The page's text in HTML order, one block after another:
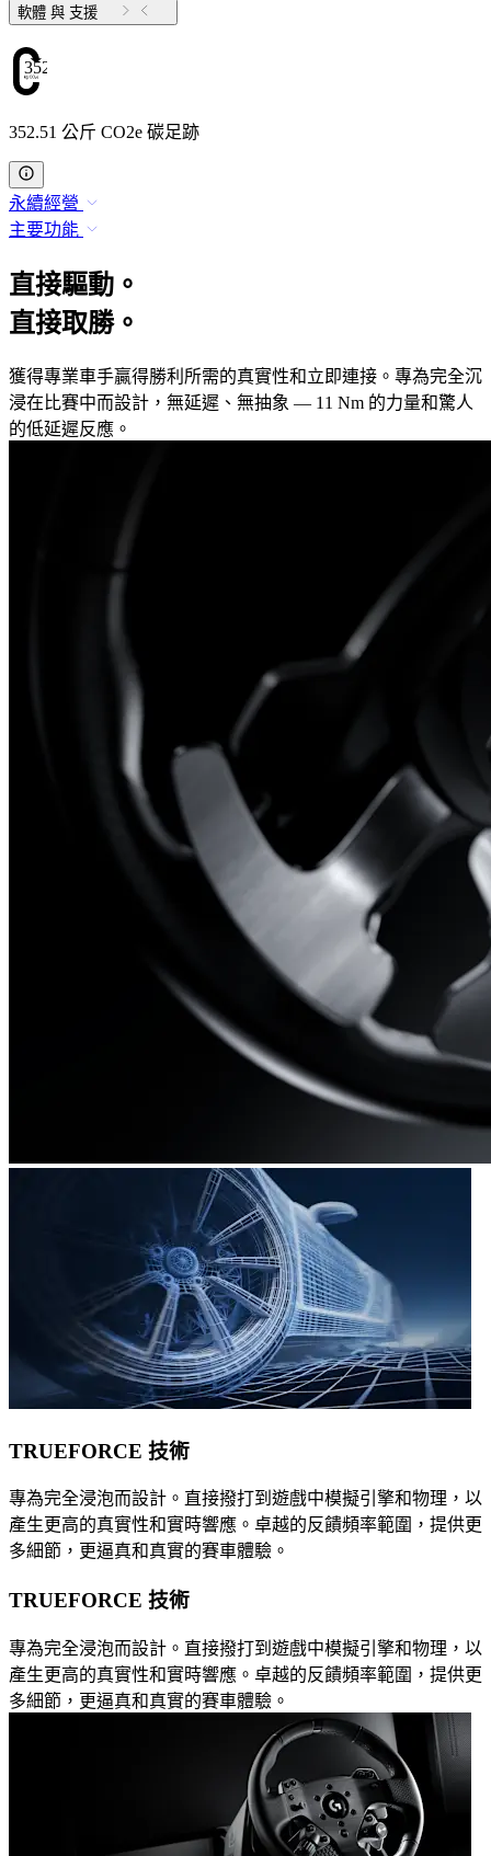
軟體 與 支援
352.51
352.51 公斤 CO2e 碳足跡
永續經營
主要功能
直接驅動。
直接取勝。
獲得專業車手贏得勝利所需的真實性和立即連接。專為完全沉
浸在比賽中而設計，無延遲、無抽象 — 11 Nm 的力量和驚人
的低延遲反應。
TRUEFORCE 技術
專為完全浸泡而設計。直接撥打到遊戲中模擬引擎和物理，以
產生更高的真實性和實時響應。卓越的反饋頻率範圍，提供更
多細節，更逼真和真實的賽車體驗。
TRUEFORCE 技術
專為完全浸泡而設計。直接撥打到遊戲中模擬引擎和物理，以
產生更高的真實性和實時響應。卓越的反饋頻率範圍，提供更
多細節，更逼真和真實的賽車體驗。